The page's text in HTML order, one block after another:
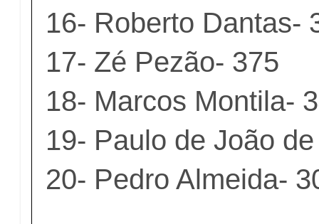
16- Roberto Dantas-
17- Zé Pezão- 375
18- Marcos Montila-
19- Paulo de João
20- Pedro Almeida-